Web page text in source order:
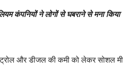
कंपनियों ने लोगों से घबराने से मना किया
और डीजल की कमी को लेकर सोशल